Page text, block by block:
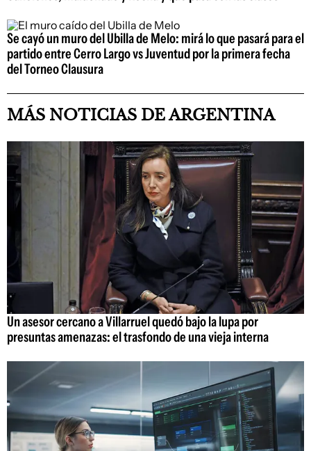
Se cayó un muro del Ubilla de Melo: mirá lo que pasará para el
partido entre Cerro Largo vs Juventud por la primera fecha
del Torneo Clausura
MÁS NOTICIAS DE ARGENTINA
Un asesor cercano a Villarruel quedó bajo la lupa por
presuntas amenazas: el trasfondo de una vieja interna